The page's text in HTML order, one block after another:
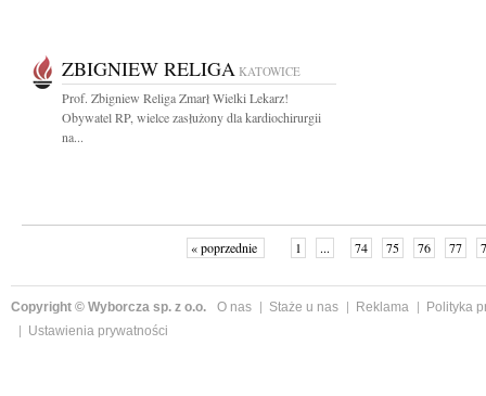
ZBIGNIEW RELIGA KATOWICE
Prof. Zbigniew Religa Zmarł Wielki Lekarz!
Obywatel RP, wielce zasłużony dla kardiochirurgii
na...
« poprzednie 1 ... 74 75 76 77
Copyright © Wyborcza sp. z o.o. O nas Staże u nas Reklama
Polityka
Ustawienia prywatności